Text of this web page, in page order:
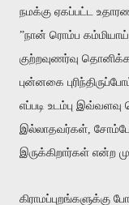
நமக்கு ஏகப்பட்ட
”நான் ரொம்ப கம்மியாய்
குற்றவுணர்வு
புன்னகை
எப்படி உடம்பு இவ்வளவு
இல்லாதவர்கள்,
இருக்கிறார்கள் என்ற